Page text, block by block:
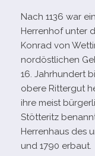
Nach 1136 war
Herrenhof unter
Konrad von
nord­öst­li­chen
16. Jahrhundert
obere Rittergut
ihre meist
Stötteritz
Herrenhaus des
und 1790 erbaut.